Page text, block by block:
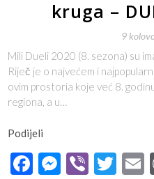
kruga –
9
Mili Dueli 2020 (8. sezona) su
Riječ je o najvećem i
ovim prostoria koje već 8.
regiona, a u…
Podijeli
Facebook
Viber